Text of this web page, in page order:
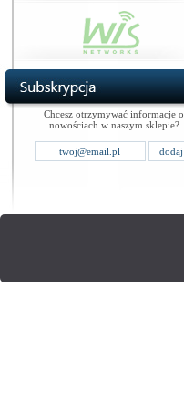
Chcesz otrzymywać informacje o
nowościach w naszym sklepie?